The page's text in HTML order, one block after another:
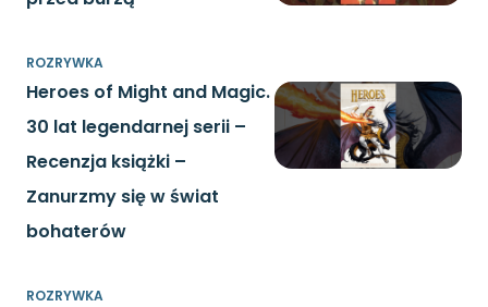
ROZRYWKA
Heroes of Might and Magic.
30 lat legendarnej serii –
Recenzja książki –
Zanurzmy się w świat
bohaterów
ROZRYWKA